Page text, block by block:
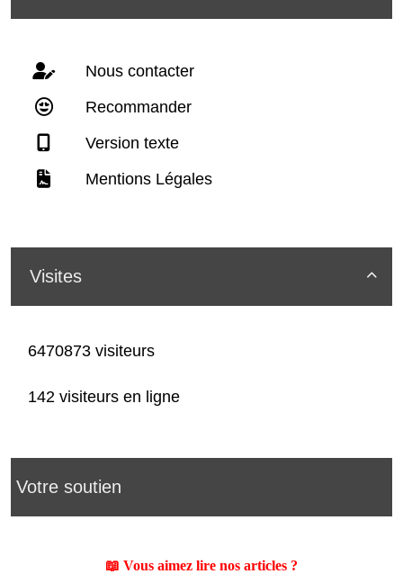
Nous contacter
Recommander
Version texte
Mentions Légales

Visites
6470873 visiteurs
142 visiteurs en ligne
Votre soutien
📖 Vous aimez lire nos articles ?